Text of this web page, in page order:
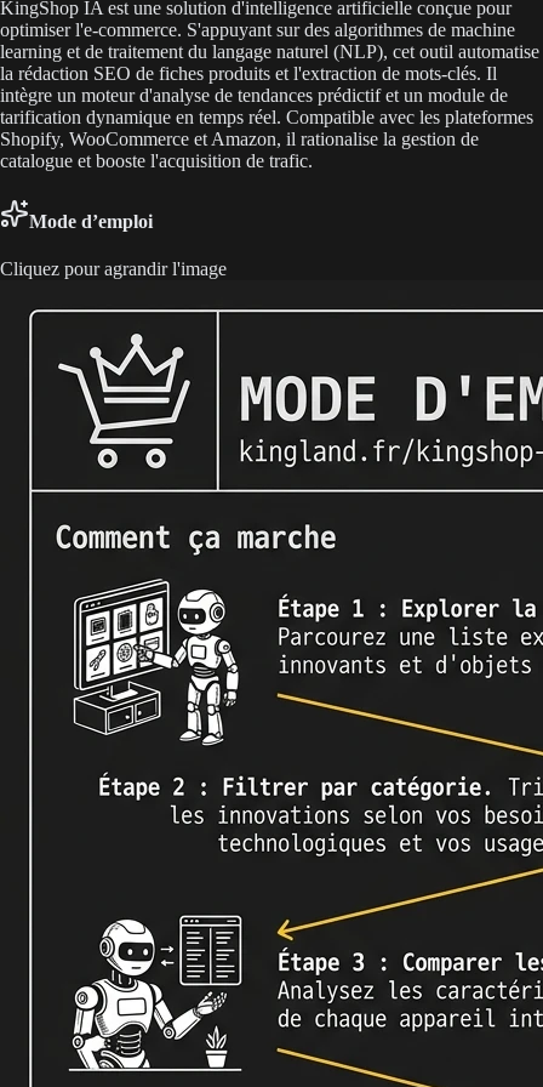
KingShop IA est une solution d'intelligence artificielle conçue pour
optimiser l'e-commerce. S'appuyant sur des algorithmes de machine
learning et de traitement du langage naturel (NLP), cet outil automatise
la rédaction SEO de fiches produits et l'extraction de mots-clés. Il
intègre un moteur d'analyse de tendances prédictif et un module de
tarification dynamique en temps réel. Compatible avec les plateformes
Shopify, WooCommerce et Amazon, il rationalise la gestion de
catalogue et booste l'acquisition de trafic.
Mode d’emploi
Cliquez pour agrandir l'image